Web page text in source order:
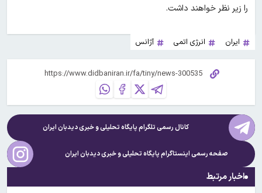
را زیر نظر خواهند داشت.
ایران انرژی اتمی آژانس
کانال رسمی تلگرام پایگاه تحلیلی و خبریدیدبان ایران
صفحه رسمی اینستاگرام پایگاه تحلیلی و خبریدیدبان ایران
اخبار مرتبط